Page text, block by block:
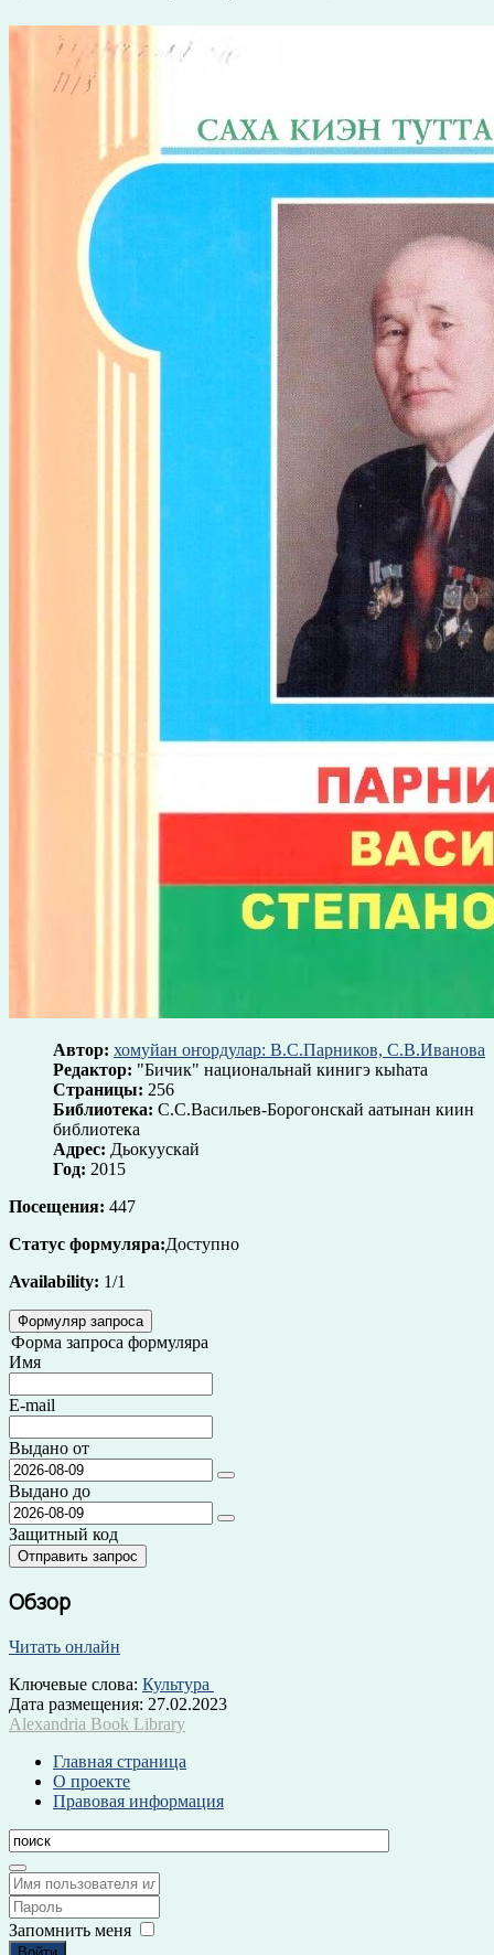
Автор: хомуйан оҥордулар: В.С.Парников, С.В.Иванова
Редактор: "Бичик" национальнай кинигэ кыһата
Страницы: 256
Библиотека: С.С.Васильев-Борогонскай аатынан киин
библиотека
Адрес: Дьокуускай
Год: 2015
Посещения: 447
Статус формуляра:Доступно
Availability: 1/1
Формуляр запроса
Форма запроса формуляра
Имя
E-mail
Выдано от
Выдано до
Защитный код
Обзор
Читать онлайн
Ключевые слова: Культура
Дата размещения: 27.02.2023
Alexandria Book Library
Главная страница
О проекте
Правовая информация
Запомнить меня